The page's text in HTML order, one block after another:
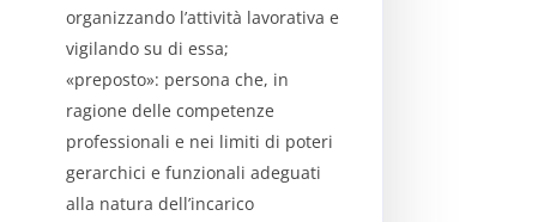
organizzando l’attività lavorativa e
vigilando su di essa;
«preposto»: persona che, in
ragione delle competenze
professionali e nei limiti di poteri
gerarchici e funzionali adeguati
alla natura dell’incarico